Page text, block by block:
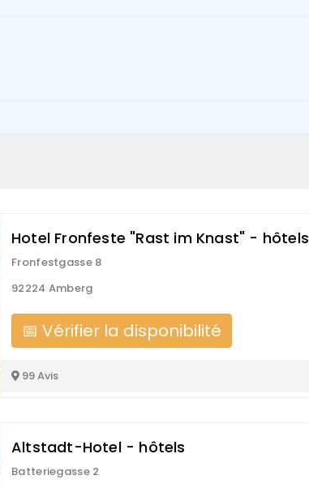
Hotel Fronfeste "Rast im Knast" - hôtels
Fronfestgasse 8
92224 Amberg
📅 Vérifier la disponibilité
99 Avis
Altstadt-Hotel - hôtels
Batteriegasse 2